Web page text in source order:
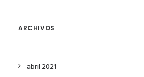
ARCHIVOS
abril 2021